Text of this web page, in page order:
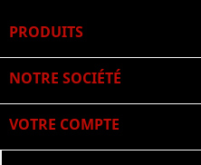
PRODUITS
NOTRE SOCIÉTÉ
VOTRE COMPTE